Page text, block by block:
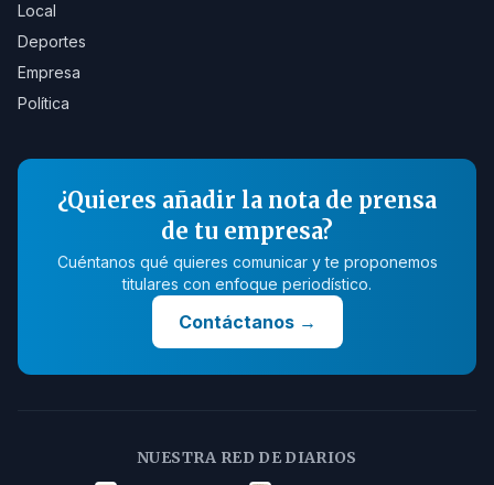
Local
Deportes
Empresa
Política
¿Quieres añadir la nota de prensa
de tu empresa?
Cuéntanos qué quieres comunicar y te proponemos
titulares con enfoque periodístico.
Contáctanos→
NUESTRA RED DE DIARIOS